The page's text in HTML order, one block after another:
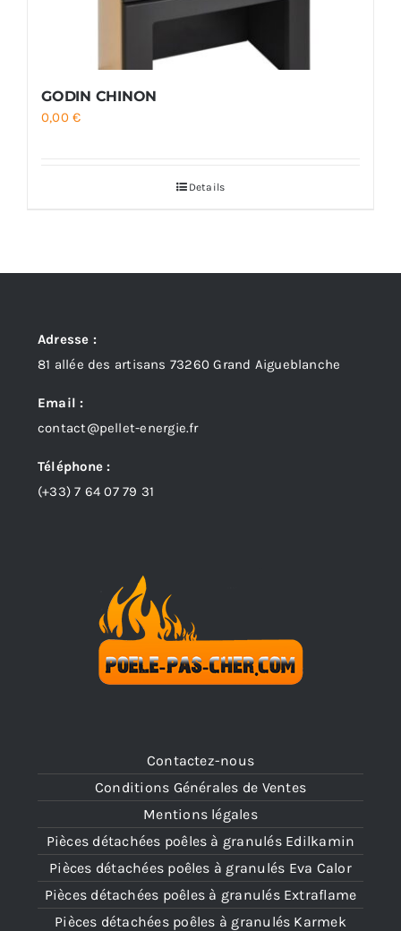
GODIN CHINON
0,00€
Details
Contactez-nous
Conditions Générales de Ventes
Mentions légales
Pièces détachées poêles à granulés Edilkamin
Pièces détachées poêles à granulés Eva Calor
Pièces détachées poêles à granulés Extraflame
Pièces détachées poêles à granulés Karmek
Adresse :
81 allée des artisans 73260 Grand Aigueblanche
Email :
contact@pellet-energie.fr
Téléphone :
(+33)7 64 07 79 31